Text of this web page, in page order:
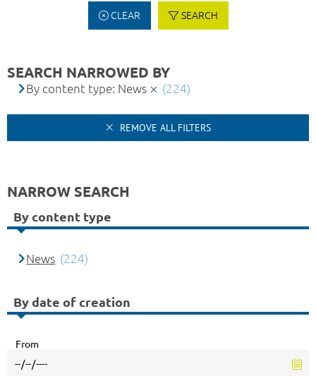
CLEAR SEARCH
SEARCH NARROWED BY
By content type: News (224)
REMOVE ALL FILTERS
NARROW SEARCH
By content type
News (224)
By date of creation
From